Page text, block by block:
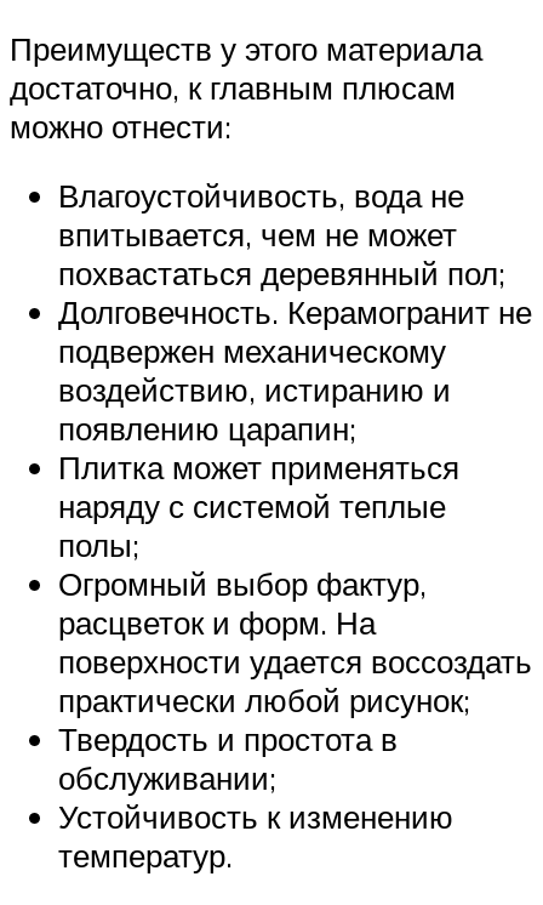
Преимуществ у этого материала
достаточно, к главным плюсам
можно отнести:
Влагоустойчивость, вода не
впитывается, чем не может
похвастаться деревянный пол;
Долговечность. Керамогранит не
подвержен механическому
воздействию, истиранию и
появлению царапин;
Плитка может применяться
наряду с системой теплые
полы;
Огромный выбор фактур,
расцветок и форм. На
поверхности удается воссоздать
практически любой рисунок;
Твердость и простота в
обслуживании;
Устойчивость к изменению
температур.